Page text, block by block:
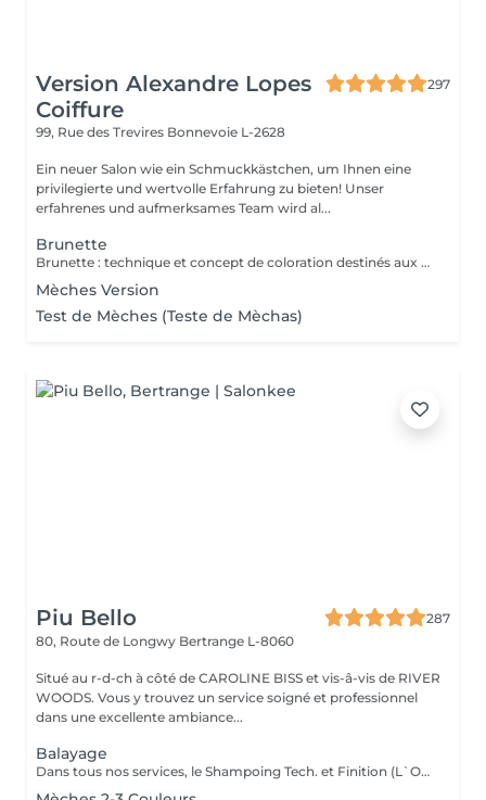
Version Alexandre Lopes
Coiffure
297
99, Rue des Trevires Bonnevoie L-2628
Ein neuer Salon wie ein Schmuckkästchen, um Ihnen eine
privilegierte und wertvolle Erfahrung zu bieten! Unser
erfahrenes und aufmerksames Team wird al...
Brunette
Brunette : technique et concept de coloration destinés aux cheveux bruns et châtains, mettant en valeur la profondeur, la brillance et la dimension des cheveux. Peut inclure des nuances chaudes, froides ou illuminées, offrant un résultat sophistiqué, naturel et élégant. Très utilisée dans les transformations modernes comme le brun illuminé, chocolat, café et les tons cendrés. Le service comprend : les mèches, le traitement, la tonalisation et la finalisation.
Mèches Version
Test de Mèches (Teste de Mèchas)
Piu Bello
287
80, Route de Longwy Bertrange L-8060
Situé au r-d-ch à côté de CAROLINE BISS et vis-â-vis de RIVER
WOODS. Vous y trouvez un service soigné et professionnel
dans une excellente ambiance...
Balayage
Dans tous nos services, le Shampoing Tech. et Finition (L`OREAL)sont compris.